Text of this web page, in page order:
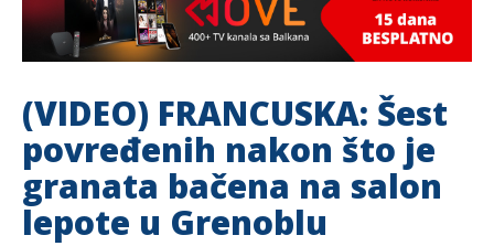
(VIDEO) FRANCUSKA: Šest
povređenih nakon što je
granata bačena na salon
lepote u Grenoblu